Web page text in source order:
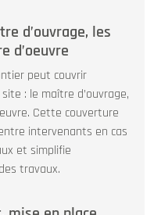
d’ouvrage, les
d’oeuvre
peut couvrir
: le maître d’ouvrage,
Cette couverture
intervenants en cas
et simplifie
travaux.